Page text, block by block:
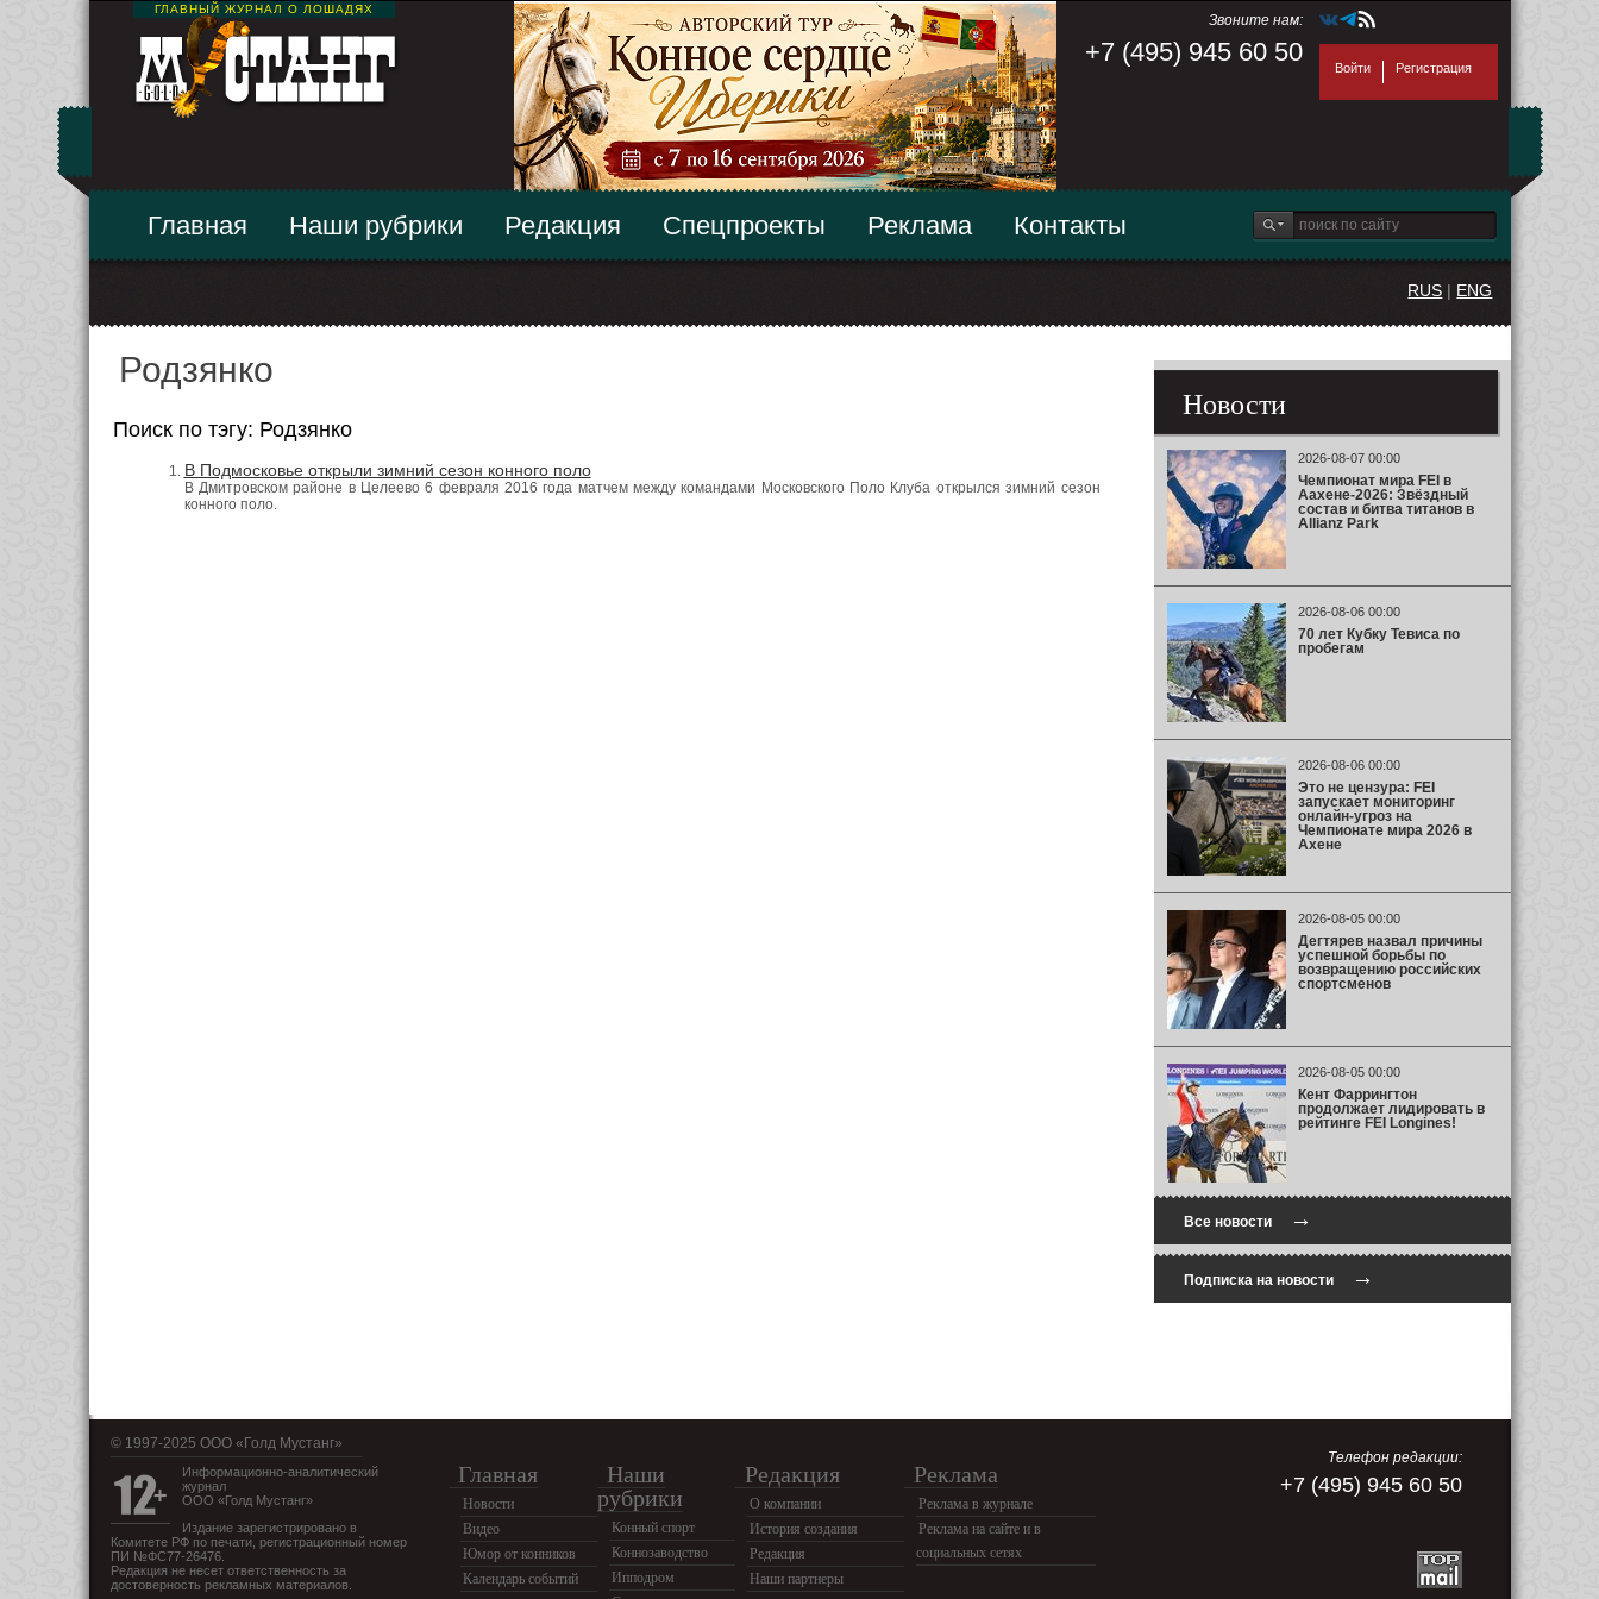
ГЛАВНЫЙ ЖУРНАЛ О ЛОШАДЯХ
Звоните нам:
+7 (495) 945 60 50
Войти Регистрация
Главная Наши рубрики Редакция Спецпроекты Реклама Контакты
RUS | ENG
Родзянко
Поиск по тэгу: Родзянко
В Подмосковье открыли зимний сезон конного поло
В Дмитровском районе в Целеево 6 февраля 2016 года матчем между командами Московского Поло Клуба открылся зимний сезон
конного поло.
Новости
2026-08-07 00:00
Чемпионат мира FEI в
Аахене-2026: Звёздный
состав и битва титанов в
Allianz Park
2026-08-06 00:00
70 лет Кубку Тевиса по
пробегам
2026-08-06 00:00
Это не цензура: FEI
запускает мониторинг
онлайн-угроз на
Чемпионате мира 2026 в
Ахене
2026-08-05 00:00
Дегтярев назвал причины
успешной борьбы по
возвращению российских
спортсменов
2026-08-05 00:00
Кент Фаррингтон
продолжает лидировать в
рейтинге FEI Longines!
Все новости→
Подписка на новости→
© 1997-2025 OOO «Голд Мустанг»
Информационно-аналитический
журнал
ООО «Голд Мустанг»
Издание зарегистрировано в
Комитете РФ по печати, регистрационный номер
ПИ №ФС77-26476.
Редакция не несет ответственность за
достоверность рекламных материалов.
Главная
Новости
Видео
Юмор от конников
Календарь событий
Наши
рубрики
Конный спорт
Коннозаводство
Ипподром
Редакция
О компании
История создания
Редакция
Наши партнеры
Реклама
Реклама в журнале
Реклама на сайте и в
социальных сетях
Телефон редакции:
+7 (495) 945 60 50